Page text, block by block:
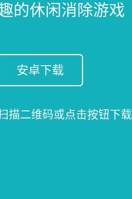
的休闲消除游戏
安卓下载
描二维码或点击按钮下载